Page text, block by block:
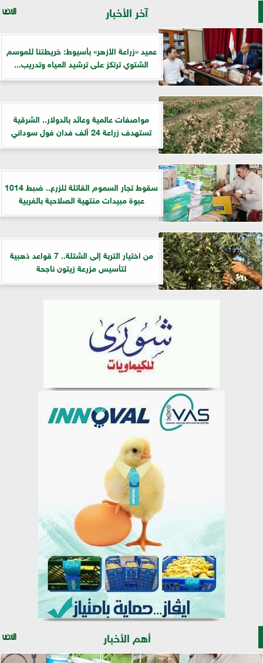
آخر الأخبار
عميد «زراعة الأزهر» بأسيوط: خريطتنا للموسم
الشتوي ترتكز على ترشيد المياه وتدريب...
مواصفات عالمية وعائد بالدولار.. الشرقية
تستهدف زراعة 24 ألف فدان فول سوداني
سقوط تجار السموم القاتلة للزرع.. ضبط 1014
عبوة مبيدات منتهية الصلاحية بالغربية
من اختيار التربة إلى الشتلة.. 7 قواعد ذهبية
لتأسيس مزرعة زيتون ناجحة
أهم الأخبار